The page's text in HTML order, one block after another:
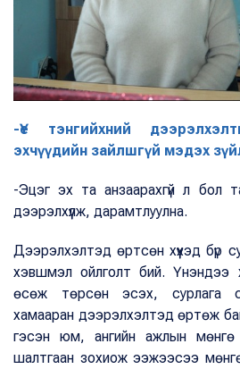
-Үе тэнгийхний
эхчүүдийн зайлшгүй мэдэх
-Эцэг эх та анзаарахгүй л бол
дээрэлхүүлж, дарамтлуулна.
Дээрэлхэлтэд өртсөн хүүхэд бүр
хэвшмэл ойлголт бий. Үнэндээ
өсөж төрсөн эсэх, сурлага
хамааран дээрэлхэлтэд өртөж
гэсэн юм, ангийн ажлын
шалтгаан зохиож ээжээсээ